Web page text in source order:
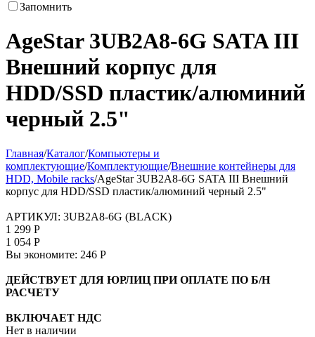
Запомнить
AgeStar 3UB2A8-6G SATA III
Внешний корпус для
HDD/SSD пластик/алюминий
черный 2.5"
Главная/Каталог/Компьютеры и
комплектующие/Комплектующие/Внешние контейнеры для
HDD, Mobile racks/AgeStar 3UB2A8-6G SATA III Внешний
корпус для HDD/SSD пластик/алюминий черный 2.5"
АРТИКУЛ: 3UB2A8-6G (BLACK)
1 299 Р
1 054 Р
Вы экономите: 246 Р
ДЕЙСТВУЕТ ДЛЯ ЮРЛИЦ ПРИ ОПЛАТЕ ПО Б/Н
РАСЧЕТУ
ВКЛЮЧАЕТ НДС
Нет в наличии